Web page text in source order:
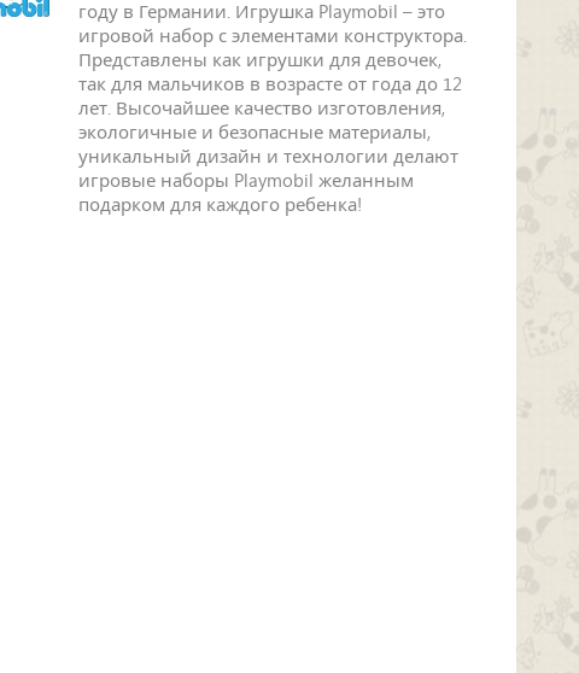
году в Германии. Игрушка Playmobil – это
игровой набор с элементами конструктора.
Представлены как игрушки для девочек,
так для мальчиков в возрасте от года до 12
лет. Высочайшее качество изготовления,
экологичные и безопасные материалы,
уникальный дизайн и технологии делают
игровые наборы Playmobil желанным
подарком для каждого ребенка!